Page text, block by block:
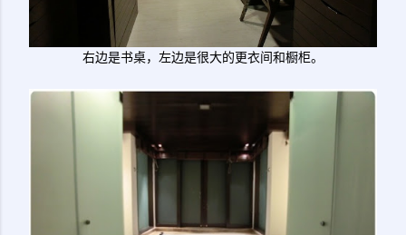
右边是书桌，左边是很大的更衣间和橱柜。